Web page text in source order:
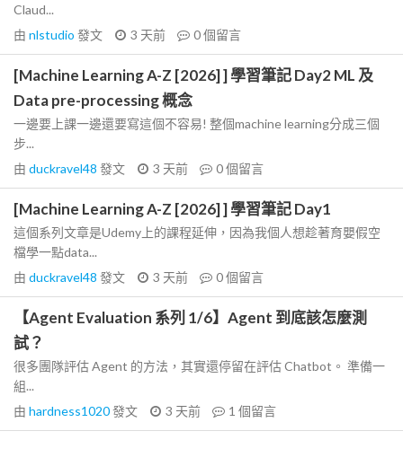
Claud...
由 nlstudio 發文 3 天前 0個留言
[Machine Learning A-Z [2026] ] 學習筆記 Day2 ML 及
Data pre-processing 概念
一邊要上課一邊還要寫這個不容易! 整個machine learning分成三個
步...
由 duckravel48 發文 3 天前 0個留言
[Machine Learning A-Z [2026] ] 學習筆記 Day1
這個系列文章是Udemy上的課程延伸，因為我個人想趁著育嬰假空
檔學一點data...
由 duckravel48 發文 3 天前 0個留言
【Agent Evaluation 系列 1/6】Agent 到底該怎麼測
試？
很多團隊評估 Agent 的方法，其實還停留在評估 Chatbot。 準備一
組...
由 hardness1020發文 3 天前 1 個留言